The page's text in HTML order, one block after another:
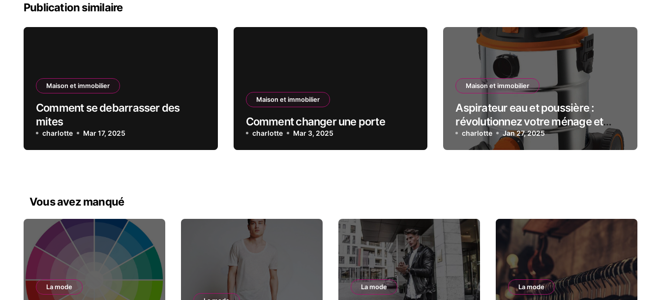
Publication similaire
Maison et immobilier
Comment se debarrasser des
mites
charlotte Mar 17, 2025
Maison et immobilier
Comment changer une porte
charlotte Mar 3, 2025
Maison et immobilier
Aspirateur eau et poussière :
révolutionnez votre ménage et
gagnez du temps !
charlotte Jan 27, 2025
Vous avez manqué
La mode
La mode La mode